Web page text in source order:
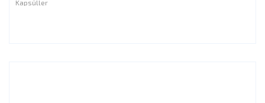
Kapsüller